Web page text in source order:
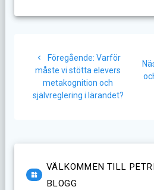
Föregående: Föregående
inlägg:
Varför
måste vi stötta elevers
metakognition och
självreglering i lärandet?
VÄLKOMMEN TILL
BLOGG